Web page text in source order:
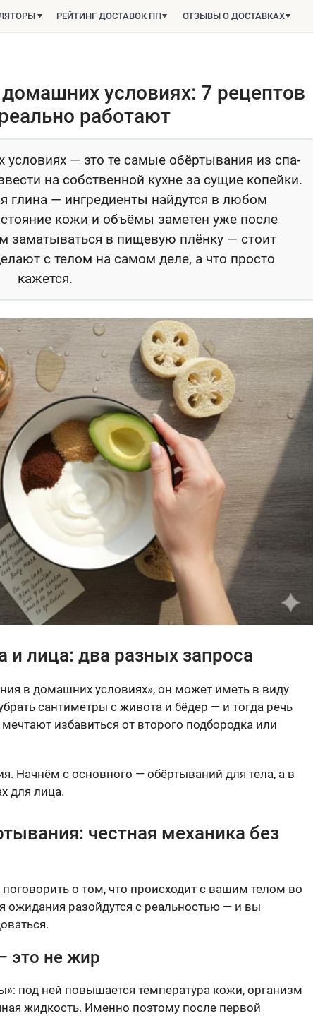
РЕЙТИНГ ДОСТАВОК ПП ОТЗЫВЫ О ДОСТАВКАХ
условиях: 7 рецептов
работают
— это те самые обёртывания из спа-
на собственной кухне за сущие копейки.
глина — ингредиенты найдутся в любом
кожи и объёмы заметен уже после
заматываться в пищевую плёнку — стоит
с телом на самом деле, а что просто
кажется.
и лица: два разных запроса
в домашних условиях», он может иметь в виду
сантиметры с живота и бёдер — и тогда речь
избавиться от второго подбородка или
Начнём с основного — обёртываний для тела, а в
для лица.
честная механика без
о том, что происходит с вашим телом во
ожидания разойдутся с реальностью — и вы
это не жир
под ней повышается температура кожи, организм
жидкость. Именно поэтому после первой